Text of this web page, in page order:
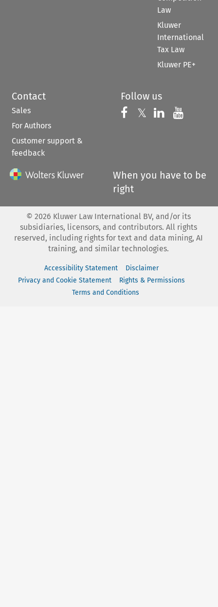
Law
Kluwer
International
Tax Law
Kluwer PE+
Contact
Sales
For Authors
Customer support &
feedback
Follow us
Follow us on
𝕏 Follow us on
Follow us
When you have to be
right
© 2026 Kluwer Law International BV, and/or its
subsidiaries, licensors, and contributors. All rights
reserved, including rights for text and data mining, AI
training, and similar technologies.
Accessibility Statement
Disclaimer
Privacy and Cookie Statement
Rights & Permissions
Terms and Conditions